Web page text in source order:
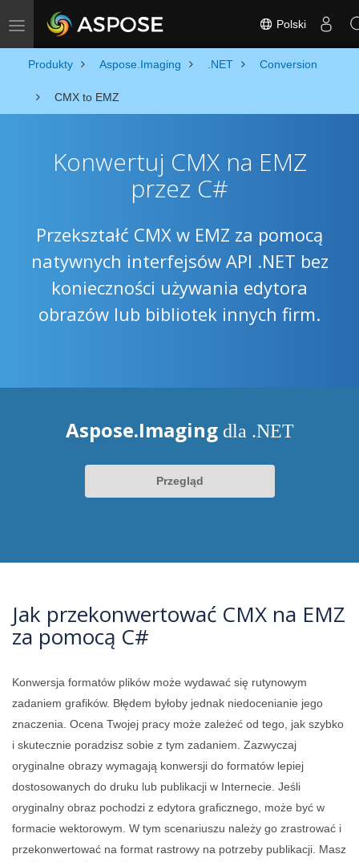
Toggle navigation Polski
Produkty Aspose.Imaging .NET Conversion
CMX to EMZ
Konwertuj CMX na EMZ
przez C#
Przekształć CMX w EMZ za pomocą
natywnych interfejsów API .NET bez
konieczności używania edytora
obrazów lub bibliotek innych firm.
Aspose.Imaging dla .NET
Przegląd
Jak przekonwertować CMX na EMZ
za pomocą C#
Konwersja formatów plików może wydawać się rutynowym
zadaniem grafików. Błędem byłoby jednak niedocenianie jego
znaczenia. Ocena Twojej pracy może zależeć od tego, jak szybko
i skutecznie poradzisz sobie z tym zadaniem. Zazwyczaj
oryginalne obrazy wymagają konwersji do formatów lepiej
dostosowanych do druku lub publikacji w Internecie. Jeśli
oryginalny obraz pochodzi z edytora graficznego, może być w
formacie wektorowym. W tym scenariuszu należy go zrastrować i
przekonwertować na format rastrowy na potrzeby publikacji. Masz